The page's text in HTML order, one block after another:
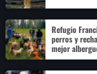
Refugio
perros y
mejor
Hagenbeck